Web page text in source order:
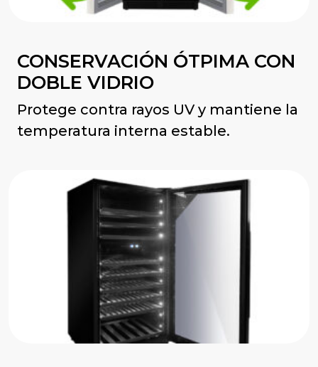
CONSERVACIÓN ÓTPIMA CON
DOBLE VIDRIO
Protege contra rayos UV y mantiene la
temperatura interna estable.